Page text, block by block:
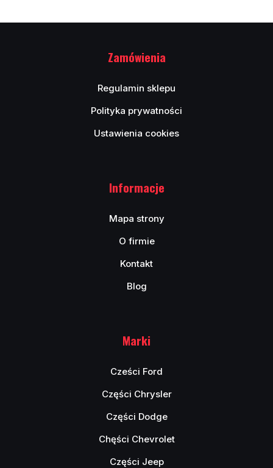
Zamówienia
Regulamin sklepu
Polityka prywatności
Ustawienia cookies
Informacje
Mapa strony
O firmie
Kontakt
Blog
Marki
Cześci Ford
Części Chrysler
Części Dodge
Chęści Chevrolet
Części Jeep